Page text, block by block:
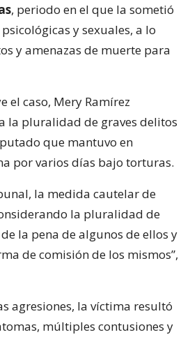
, periodo en el que la sometió
y sexuales, a lo
y amenazas de muerte para
el caso, Mery Ramírez
la pluralidad de graves delitos
que mantuvo en
por varios días bajo torturas.
la medida cautelar de
la pluralidad de
la pena de algunos de ellos y
de comisión de los mismos”,
agresiones, la víctima resultó
múltiples contusiones y